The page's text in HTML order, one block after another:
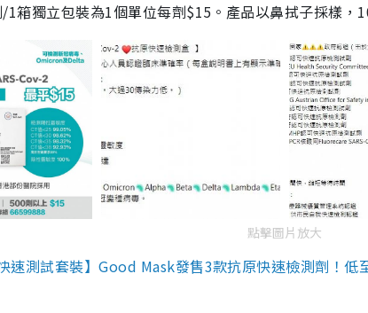
1箱獨立包裝為1個單位每劑$15。產品以鼻拭子採樣，
點擊圖片放大
速測試套裝】Good Mask發售3款抗原快速檢測劑！